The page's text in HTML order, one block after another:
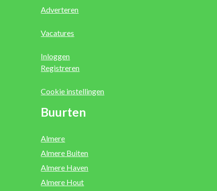
Adverteren
Vacatures
Inloggen
Registreren
Cookie instellingen
Buurten
Almere
Almere Buiten
Almere Haven
Almere Hout